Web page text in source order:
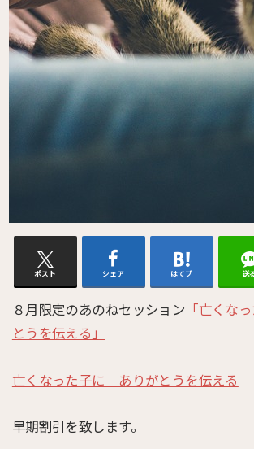
ポスト シェア はてブ 送
８月限定のあのねセッション 「亡くな
とうを伝える」
亡くなった子に ありがとうを伝える
早期割引を致します。